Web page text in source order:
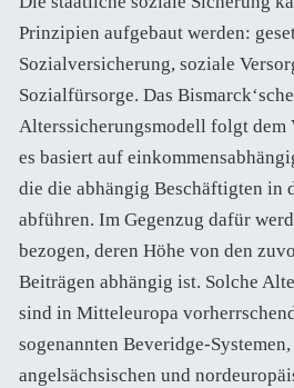
Prinzipien aufgebaut werden:
Sozialversicherung, soziale
Sozialfürsorge. Das Bismarck‘sche
Alterssicherungsmodell folgt dem
es basiert auf
die die abhängig Beschäftigten in
abführen. Im Gegenzug dafür
bezogen, deren Höhe von den
Beiträgen abhängig ist. Solche
sind in Mitteleuropa
sogenannten Beveridge-
angelsächsischen und